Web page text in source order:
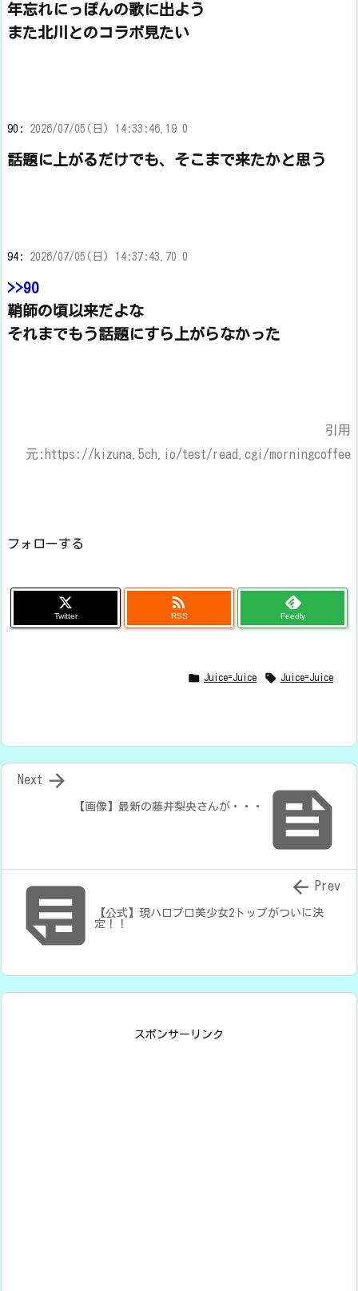
年忘れにっぽんの歌に出よう
また北川とのコラボ見たい
90: 2026/07/05(日) 14:33:46.19 0
話題に上がるだけでも、そこまで来たかと思う
94: 2026/07/05(日) 14:37:43.70 0
>>90
鞘師の頃以来だよな
それまでもう話題にすら上がらなかった
引用
元:https://kizuna.5ch.io/test/read.cgi/morningcoffee
フォローする
Twitter

RSS Feedly
 Juice=Juice  Juice=Juice

【画像】最新の藤井梨央さんが・・・

Next
 【公式】現ハロプロ美少女2トップがついに決
定！！
 Prev
スポンサーリンク